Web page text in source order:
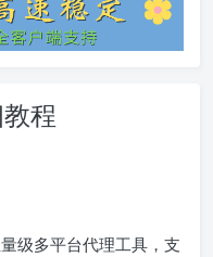
程
级多平台代理工具，支